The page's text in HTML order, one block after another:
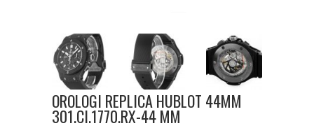
OROLOGI REPLICA HUBLOT 44MM
301.CI.1770.RX-44 MM